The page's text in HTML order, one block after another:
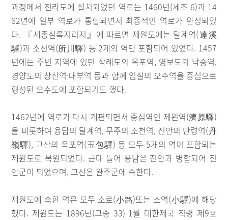
과정에서 전라도에 설치되었던 역로는 1460년(세조 6)과 14
62년에 일부 역로가 통합되면서 최종적인 역로가 완성되었
다. 『세종실록지리지』에 따르면 제원도에는 달계역(達溪
驛)과 소천역(所川驛) 등 2개의 역만 포함되어 있었다. 1457
년에는 주변 지역에 있던 삼례도의 옥포역, 영보도의 낙승역,
경양도의 창신역·대부역 등과 함께 임실의 오수역을 중심으로
형성된 오수도에 포함되기도 했다.
1462년에 역로가 다시 개편되면서 중심역인 제원역(濟原驛)
을 비롯하여 용담의 달계역, 무주의 소천역, 진안의 단령역(丹
嶺驛), 고산의 옥포역(玉包驛) 등 모두 5개의 역이 포함되는
제원도로 복원되었다. 근대 들어 용담은 진안과 병합되어 진
안군이 되었으며, 고산은 완주군에 속한다.
제원도에 속한 역은 모두 소로(小路)또는 소역(小驛)에 해당
했다. 제원도는 1896년(고종 33) 1월 대한제국 칙령 제9호